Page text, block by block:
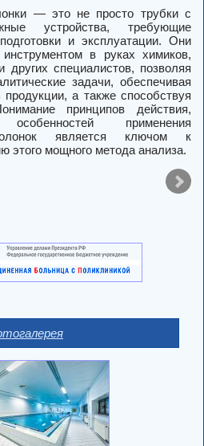
— это не просто трубки с
устройства, требующие
и эксплуатации. Они
в руках химиков,
других специалистов, позволяя
задачи, обеспечивая
продукции, а также способствуя
принципов действия,
применения
является ключом к
этого мощного метода анализа.